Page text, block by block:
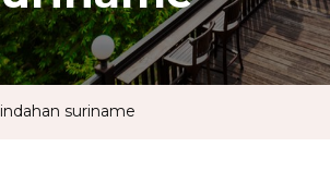
suriname